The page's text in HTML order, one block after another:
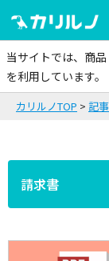
当サイトでは、商
を利用しています。
カリルノTOP 記事
請求書